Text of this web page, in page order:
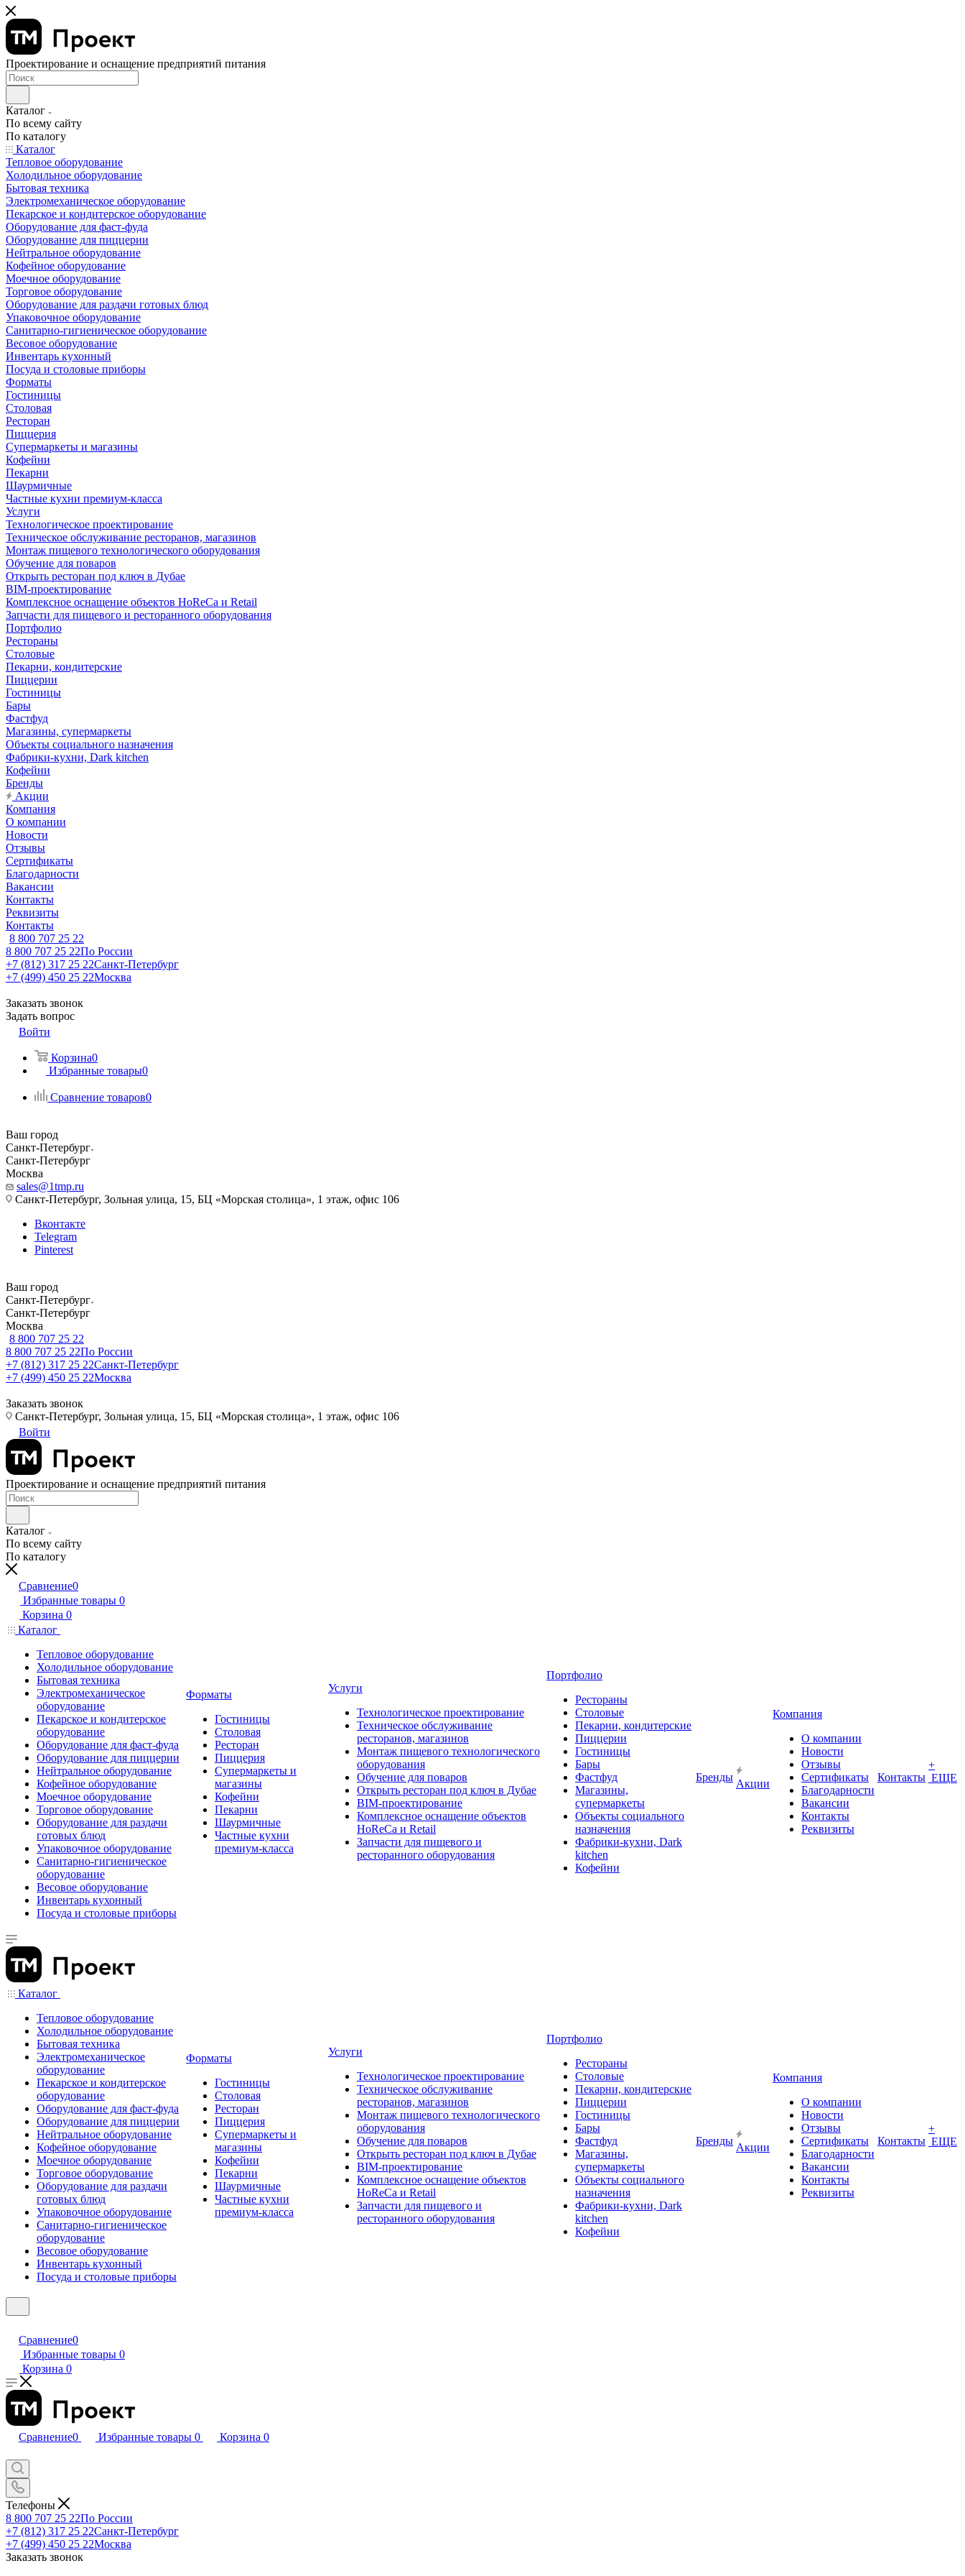
Проектирование и оснащение предприятий питания
Каталог
По всему сайту
По каталогу
Каталог
Тепловое оборудование
Холодильное оборудование
Бытовая техника
Электромеханическое оборудование
Пекарское и кондитерское оборудование
Оборудование для фаст-фуда
Оборудование для пиццерии
Нейтральное оборудование
Кофейное оборудование
Моечное оборудование
Торговое оборудование
Оборудование для раздачи готовых блюд
Упаковочное оборудование
Санитарно-гигиеническое оборудование
Весовое оборудование
Инвентарь кухонный
Посуда и столовые приборы
Форматы
Гостиницы
Столовая
Ресторан
Пиццерия
Супермаркеты и магазины
Кофейни
Пекарни
Шаурмичные
Частные кухни премиум-класса
Услуги
Технологическое проектирование
Техническое обслуживание ресторанов, магазинов
Монтаж пищевого технологического оборудования
Обучение для поваров
Открыть ресторан под ключ в Дубае
BIM-проектирование
Комплексное оснащение объектов HoReCa и Retail
Запчасти для пищевого и ресторанного оборудования
Портфолио
Рестораны
Столовые
Пекарни, кондитерские
Пиццерии
Гостиницы
Бары
Фастфуд
Магазины, супермаркеты
Объекты социального назначения
Фабрики-кухни, Dark kitchen
Кофейни
Бренды
Акции
Компания
О компании
Новости
Отзывы
Сертификаты
Благодарности
Вакансии
Контакты
Реквизиты
Контакты
8 800 707 25 22
8 800 707 25 22По России
+7 (812) 317 25 22Санкт-Петербург
+7 (499) 450 25 22Москва
Заказать звонок
Задать вопрос
Войти
Корзина0
Избранные товары0
Сравнение товаров0
Ваш город
Санкт-Петербург
Санкт-Петербург
Москва
sales@1tmp.ru
Санкт-Петербург, Зольная улица, 15, БЦ «Морская столица», 1 этаж, офис 106
Вконтакте
Telegram
Pinterest
Ваш город
Санкт-Петербург
Санкт-Петербург
Москва
8 800 707 25 22
8 800 707 25 22По России
+7 (812) 317 25 22Санкт-Петербург
+7 (499) 450 25 22Москва
Заказать звонок
Санкт-Петербург, Зольная улица, 15, БЦ «Морская столица», 1 этаж, офис 106
Войти
Проектирование и оснащение предприятий питания
Каталог
По всему сайту
По каталогу
Сравнение0
Избранные товары 0
Корзина 0
Каталог
Тепловое оборудование
Холодильное оборудование
Бытовая техника
Электромеханическое
оборудование
Пекарское и кондитерское
оборудование
Оборудование для фаст-фуда
Оборудование для пиццерии
Нейтральное оборудование
Кофейное оборудование
Моечное оборудование
Торговое оборудование
Оборудование для раздачи
готовых блюд
Упаковочное оборудование
Санитарно-гигиеническое
оборудование
Весовое оборудование
Инвентарь кухонный
Посуда и столовые приборы
Форматы
Гостиницы
Столовая
Ресторан
Пиццерия
Супермаркеты и
магазины
Кофейни
Пекарни
Шаурмичные
Частные кухни
премиум-класса
Услуги
Технологическое проектирование
Техническое обслуживание
ресторанов, магазинов
Монтаж пищевого технологического
оборудования
Обучение для поваров
Открыть ресторан под ключ в Дубае
BIM-проектирование
Комплексное оснащение объектов
HoReCa и Retail
Запчасти для пищевого и
ресторанного оборудования
Портфолио
Рестораны
Столовые
Пекарни, кондитерские
Пиццерии
Гостиницы
Бары
Фастфуд
Магазины,
супермаркеты
Объекты социального
назначения
Фабрики-кухни, Dark
kitchen
Кофейни
Бренды
Акции
Компания
О компании
Новости
Отзывы
Сертификаты
Благодарности
Вакансии
Контакты
Реквизиты
Контакты
+
ЕЩЕ
Каталог
Тепловое оборудование
Холодильное оборудование
Бытовая техника
Электромеханическое
оборудование
Пекарское и кондитерское
оборудование
Оборудование для фаст-фуда
Оборудование для пиццерии
Нейтральное оборудование
Кофейное оборудование
Моечное оборудование
Торговое оборудование
Оборудование для раздачи
готовых блюд
Упаковочное оборудование
Санитарно-гигиеническое
оборудование
Весовое оборудование
Инвентарь кухонный
Посуда и столовые приборы
Форматы
Гостиницы
Столовая
Ресторан
Пиццерия
Супермаркеты и
магазины
Кофейни
Пекарни
Шаурмичные
Частные кухни
премиум-класса
Услуги
Технологическое проектирование
Техническое обслуживание
ресторанов, магазинов
Монтаж пищевого технологического
оборудования
Обучение для поваров
Открыть ресторан под ключ в Дубае
BIM-проектирование
Комплексное оснащение объектов
HoReCa и Retail
Запчасти для пищевого и
ресторанного оборудования
Портфолио
Рестораны
Столовые
Пекарни, кондитерские
Пиццерии
Гостиницы
Бары
Фастфуд
Магазины,
супермаркеты
Объекты социального
назначения
Фабрики-кухни, Dark
kitchen
Кофейни
Бренды
Акции
Компания
О компании
Новости
Отзывы
Сертификаты
Благодарности
Вакансии
Контакты
Реквизиты
Контакты
+
ЕЩЕ
Сравнение0
Избранные товары 0
Корзина 0
Сравнение0 Избранные товары 0 Корзина 0
Телефоны
8 800 707 25 22По России
+7 (812) 317 25 22Санкт-Петербург
+7 (499) 450 25 22Москва
Заказать звонок